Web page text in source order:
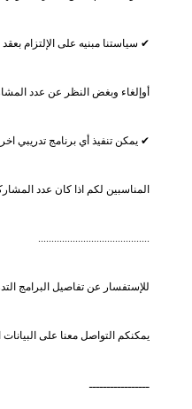
✔ سياستنا مبنيه على الإلتزام
أوإلغاء وبغض النظر عن عدد
✔ يمكن تنفيذ أي برنامج تدريبي اخر
المناسبين لكم اذا كان عدد المشاركين (2)
للإستفسار عن تفاصيل البرامج
يمكنكم التواصل معنا على البيانات